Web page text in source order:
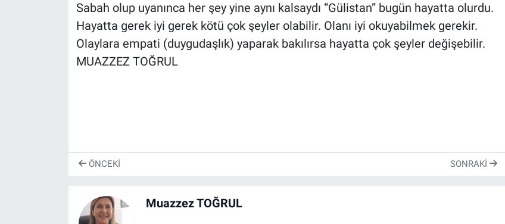
Sabah olup uyanınca her şey yine aynı kalsaydı “Gülistan” bugün hayatta olurdu.
Hayatta gerek iyi gerek kötü çok şeyler olabilir. Olanı iyi okuyabilmek gerekir.
Olaylara empati (duygudaşlık) yaparak bakılırsa hayatta çok şeyler değişebilir.
MUAZZEZ TOĞRUL
ÖNCEKI SONRAKI
Muazzez TOĞRUL